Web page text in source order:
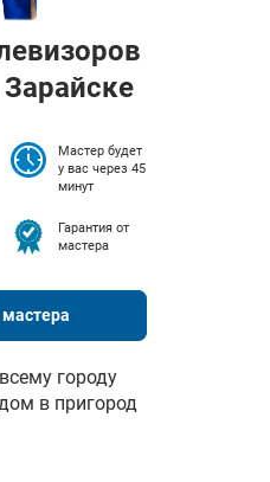
Мастер будет
у вас через 45
минут
Гарантия от
мастера
городу
в пригород